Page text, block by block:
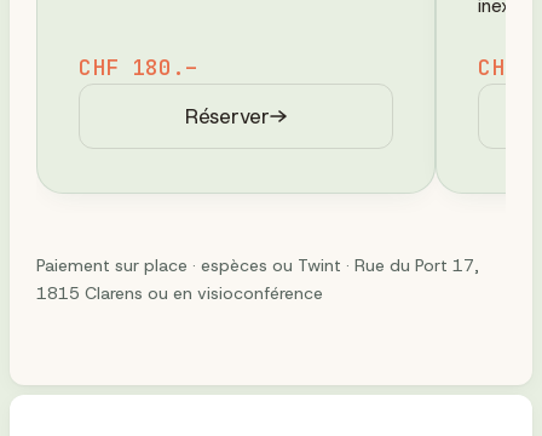
CHF 180.–
Réserver
CHF
Paiement sur place · espèces ou Twint · Rue du Port 17,
1815 Clarens ou en visioconférence